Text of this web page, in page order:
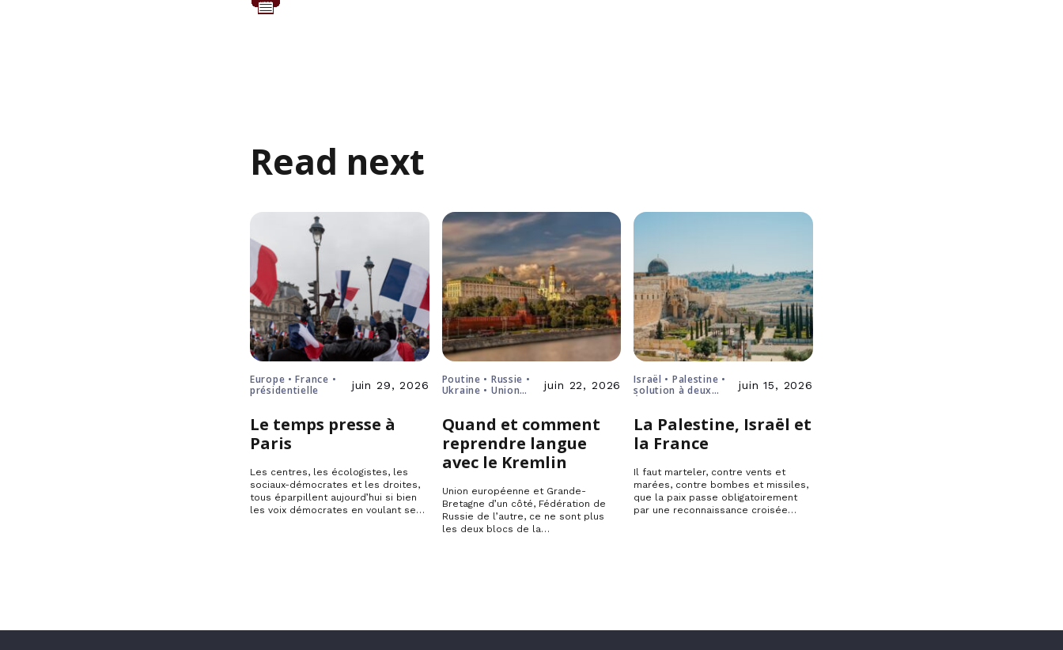
Read next
Europe • France •
présidentielle
juin 29, 2026
Le temps presse à
Paris
Les centres, les écologistes, les
sociaux-démocrates et les droites,
tous éparpillent aujourd’hui si bien
les voix démocrates en voulant se…
Poutine • Russie •
Ukraine • Union
juin 22, 2026
Quand et comment
reprendre langue
avec le Kremlin
Union européenne et Grande-
Bretagne d’un côté, Fédération de
Russie de l’autre, ce ne sont plus
les deux blocs de la…
Israël • Palestine •
solution à deux
juin 15, 2026
La Palestine, Israël et
la France
Il faut marteler, contre vents et
marées, contre bombes et missiles,
que la paix passe obligatoirement
par une reconnaissance croisée…